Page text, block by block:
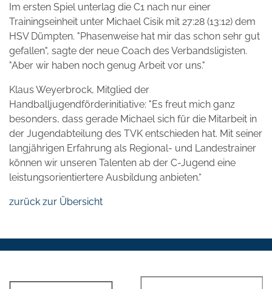
Im ersten Spiel unterlag die C1 nach nur einer
Trainingseinheit unter Michael Cisik mit 27:28 (13:12) dem
HSV Dümpten. "Phasenweise hat mir das schon sehr gut
gefallen", sagte der neue Coach des Verbandsligisten.
"Aber wir haben noch genug Arbeit vor uns."
Klaus Weyerbrock, Mitglied der
Handballjugendförderinitiative: "Es freut mich ganz
besonders, dass gerade Michael sich für die Mitarbeit in
der Jugendabteilung des TVK entschieden hat. Mit seiner
langjährigen Erfahrung als Regional- und Landestrainer
können wir unseren Talenten ab der C-Jugend eine
leistungsorientiertere Ausbildung anbieten.“
zurück zur Übersicht